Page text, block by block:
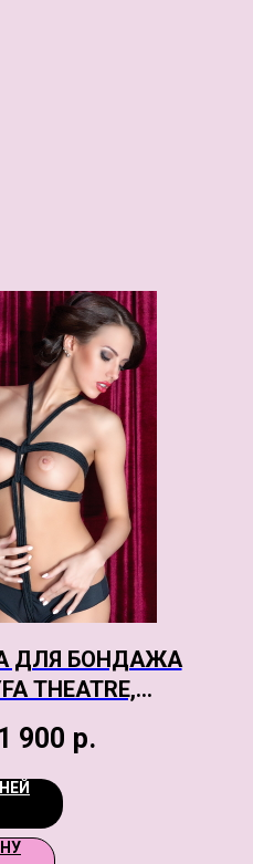
ДЛЯ БОНДАЖА
THEATRE,
СМ
1 900 р.